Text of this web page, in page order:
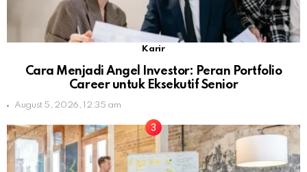
Karir
Cara Menjadi Angel Investor: Peran Portfolio
Career untuk Eksekutif Senior
August 5, 2026, 12:35 am